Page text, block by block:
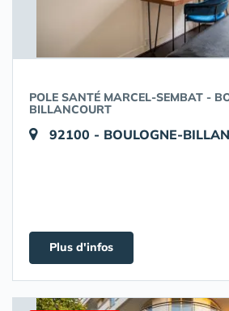
POLE SANTÉ MARCEL-SEMBAT -
BILLANCOURT
92100 - BOULOGNE-
Plus d'infos